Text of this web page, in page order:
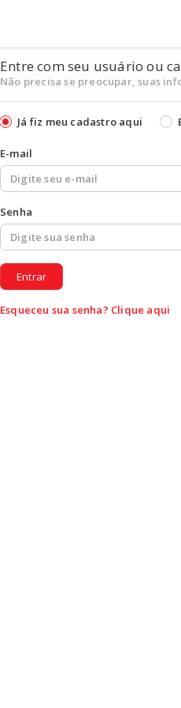
Entre com seu usuário ou
Não precisa se preocupar, suas
Já fiz meu cadastro aqui
E-mail
Senha
Entrar
Esqueceu sua senha? Clique aqui